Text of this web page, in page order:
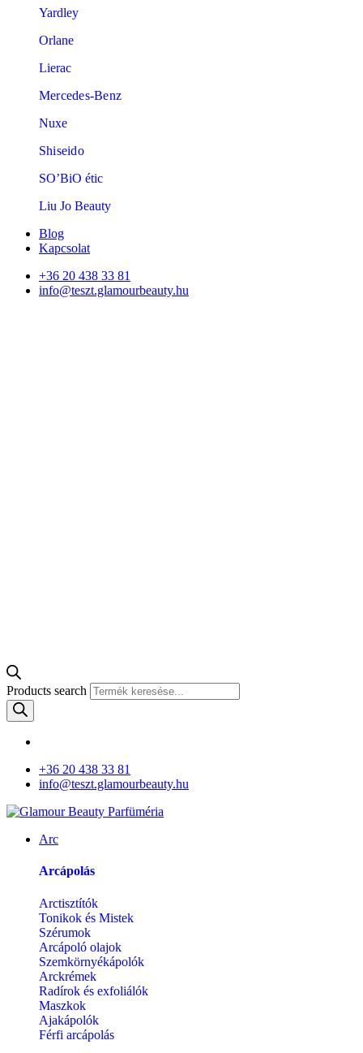
Yardley
Orlane
Lierac
Mercedes-Benz
Nuxe
Shiseido
SO’BiO étic
Liu Jo Beauty
Blog
Kapcsolat
+36 20 438 33 81
info@teszt.glamourbeauty.hu
Products search
+36 20 438 33 81
info@teszt.glamourbeauty.hu
Arc
Arcápolás
Arctisztítók
Tonikok és Mistek
Szérumok
Arcápoló olajok
Szemkörnyékápolók
Arckrémek
Radírok és exfoliálók
Maszkok
Ajakápolók
Férfi arcápolás